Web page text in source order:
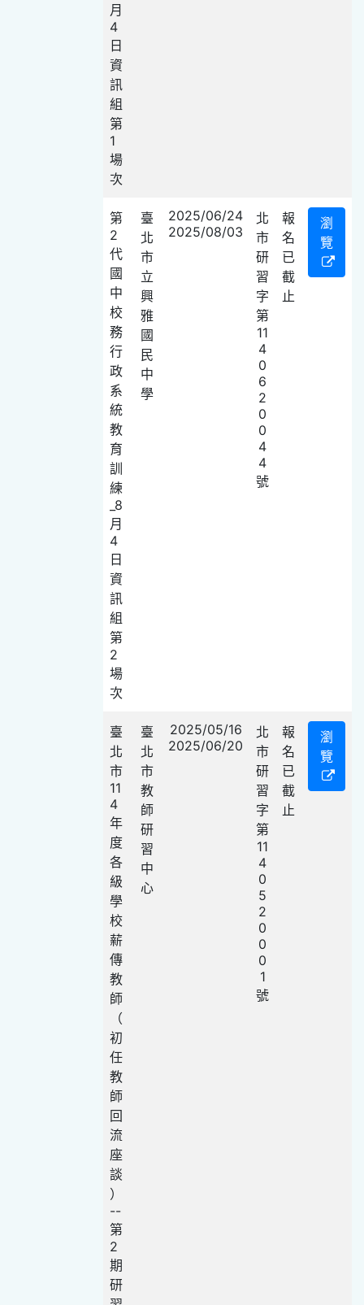
月
4
日
資
訊
組
第
1
場
次
第
2
代
國
中
校
務
行
政
系
統
教
育
訓
練
_8
月
4
日
資
訊
組
第
2
場
次
臺
北
市
立
興
雅
國
民
中
學
2025/06/24
2025/08/03
北
市
研
習
字
第
11
4
0
6
2
0
0
4
4
號
報
名
已
截
止
瀏
覽
臺
北
市
11
4
年
度
各
級
學
校
薪
傳
教
師
（
初
任
教
師
回
流
座
談
）
--
第
2
期
研
臺
北
市
教
師
研
習
中
心
2025/05/16
2025/06/20
北
市
研
習
字
第
11
4
0
5
2
0
0
0
1
號
報
名
已
截
止
瀏
覽